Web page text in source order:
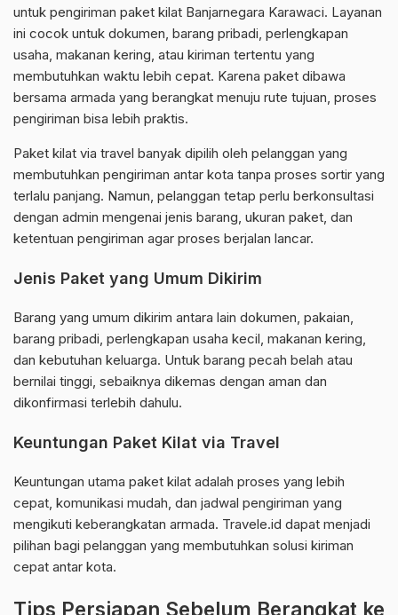
untuk pengiriman paket kilat Banjarnegara Karawaci. Layanan
ini cocok untuk dokumen, barang pribadi, perlengkapan
usaha, makanan kering, atau kiriman tertentu yang
membutuhkan waktu lebih cepat. Karena paket dibawa
bersama armada yang berangkat menuju rute tujuan, proses
pengiriman bisa lebih praktis.
Paket kilat via travel banyak dipilih oleh pelanggan yang
membutuhkan pengiriman antar kota tanpa proses sortir yang
terlalu panjang. Namun, pelanggan tetap perlu berkonsultasi
dengan admin mengenai jenis barang, ukuran paket, dan
ketentuan pengiriman agar proses berjalan lancar.
Jenis Paket yang Umum Dikirim
Barang yang umum dikirim antara lain dokumen, pakaian,
barang pribadi, perlengkapan usaha kecil, makanan kering,
dan kebutuhan keluarga. Untuk barang pecah belah atau
bernilai tinggi, sebaiknya dikemas dengan aman dan
dikonfirmasi terlebih dahulu.
Keuntungan Paket Kilat via Travel
Keuntungan utama paket kilat adalah proses yang lebih
cepat, komunikasi mudah, dan jadwal pengiriman yang
mengikuti keberangkatan armada. Travele.id dapat menjadi
pilihan bagi pelanggan yang membutuhkan solusi kiriman
cepat antar kota.
Tips Persiapan Sebelum Berangkat ke